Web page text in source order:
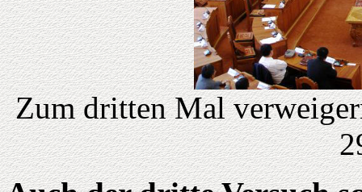
Zum dritten Mal